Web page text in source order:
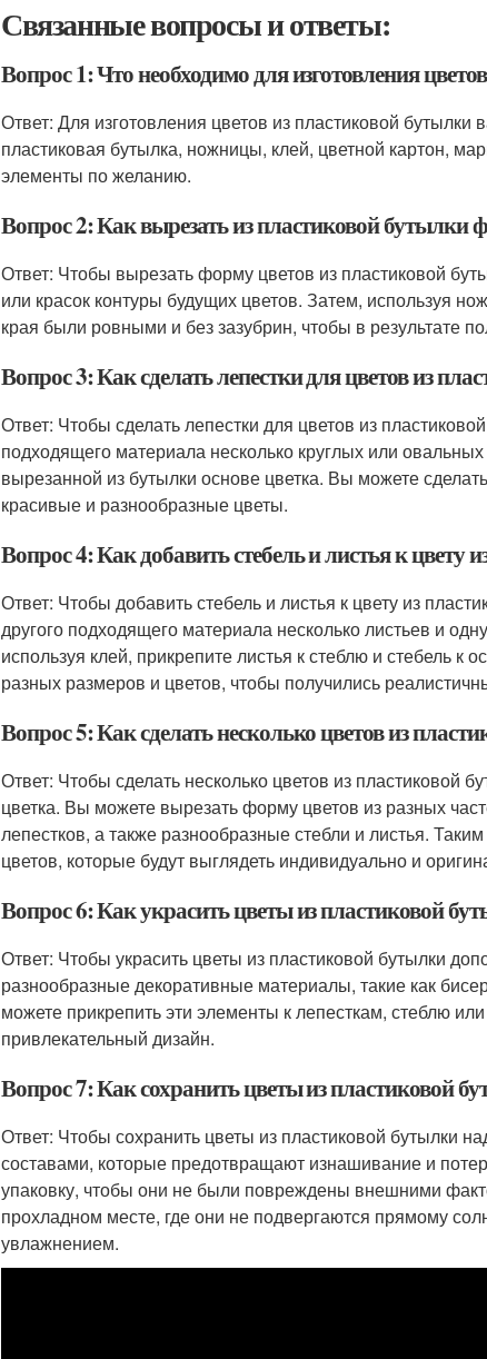
Связанные вопросы и ответы:
Вопрос 1: Что необходимо для изготовления
Ответ: Для изготовления цветов из пластиковой
пластиковая бутылка, ножницы, клей, цветной картон,
элементы по желанию.
Вопрос 2: Как вырезать из пластиковой бутылки
Ответ: Чтобы вырезать форму цветов из пластиковой
или красок контуры будущих цветов. Затем, используя
края были ровными и без зазубрин, чтобы в результате
Вопрос 3: Как сделать лепестки для цветов из
Ответ: Чтобы сделать лепестки для цветов из
подходящего материала несколько круглых или
вырезанной из бутылки основе цветка. Вы можете
красивые и разнообразные цветы.
Вопрос 4: Как добавить стебель и листья к цвету
Ответ: Чтобы добавить стебель и листья к цвету из
другого подходящего материала несколько листьев и
используя клей, прикрепите листья к стеблю и стебель к
разных размеров и цветов, чтобы получились
Вопрос 5: Как сделать несколько цветов из
Ответ: Чтобы сделать несколько цветов из пластиковой
цветка. Вы можете вырезать форму цветов из разных
лепестков, а также разнообразные стебли и листья.
цветов, которые будут выглядеть индивидуально и
Вопрос 6: Как украсить цветы из пластиковой
Ответ: Чтобы украсить цветы из пластиковой бутылки
разнообразные декоративные материалы, такие как
можете прикрепить эти элементы к лепесткам, стеблю
привлекательный дизайн.
Вопрос 7: Как сохранить цветы из пластиковой
Ответ: Чтобы сохранить цветы из пластиковой бутылки
составами, которые предотвращают изнашивание и
упаковку, чтобы они не были повреждены внешними
прохладном месте, где они не подвергаются прямому
увлажнением.